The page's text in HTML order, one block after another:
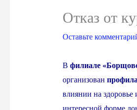
Отказ от
Оставьте
В филиале
организован
влиянии на